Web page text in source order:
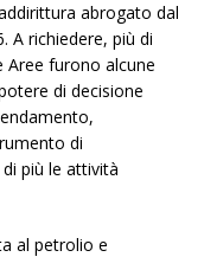
abrogato dal
A richiedere, più di
Aree furono alcune
di decisione
di
più le attività
al petrolio e